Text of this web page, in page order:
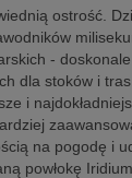
ostrość.
-
dla stoków i
i
na pogodę i
powłokę